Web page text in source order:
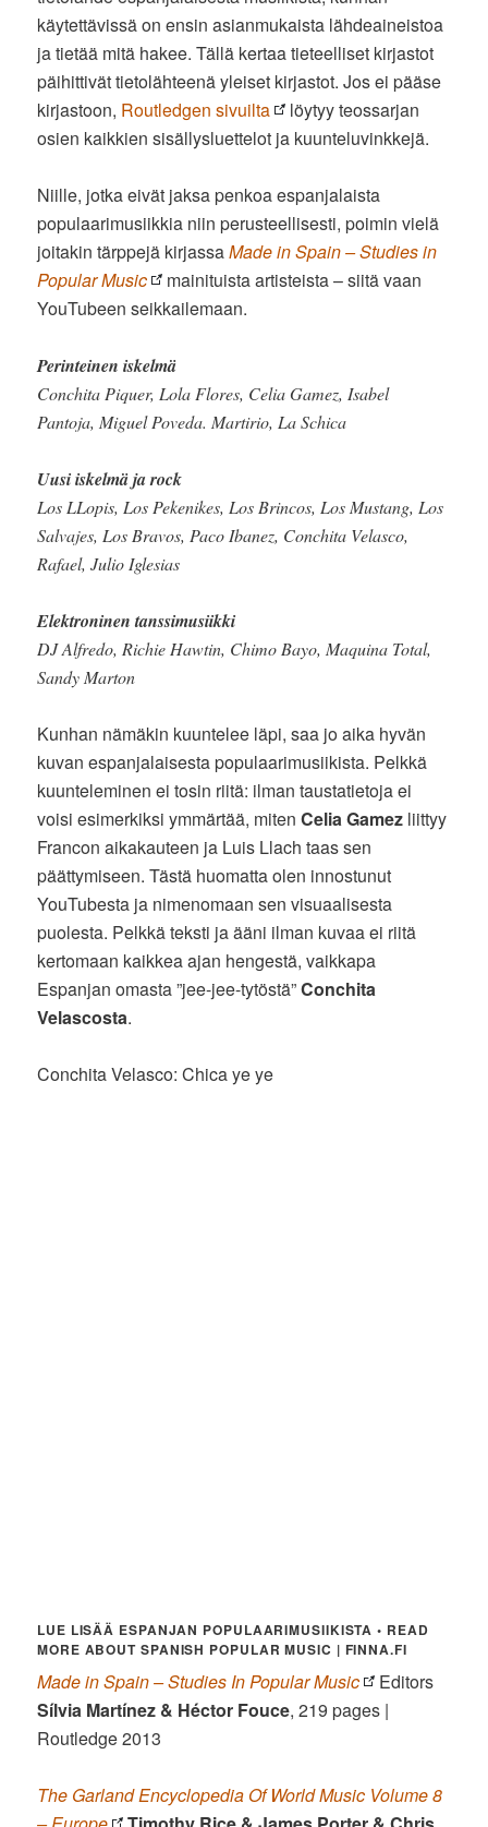
käytettävissä on ensin asianmukaista lähdeaineistoa
ja tietää mitä hakee. Tällä kertaa tieteelliset kirjastot
päihittivät tietolähteenä yleiset kirjastot. Jos ei pääse
kirjastoon, Routledgen sivuilta
löytyy teossarjan
osien kaikkien sisällysluettelot ja kuunteluvinkkejä.
Niille, jotka eivät jaksa penkoa espanjalaista
populaarimusiikkia niin perusteellisesti, poimin vielä
joitakin tärppejä kirjassaMade in Spain – Studies in
Popular Music
mainituista artisteista – siitä vaan
YouTubeen seikkailemaan.
Perinteinen iskelmä
Conchita Piquer, Lola Flores, Celia Gamez, Isabel
Pantoja, Miguel Poveda. Martirio, La Schica
Uusi iskelmä ja rock
Los LLopis, Los Pekenikes, Los Brincos, Los Mustang, Los
Salvajes, Los Bravos, Paco Ibanez, Conchita Velasco,
Rafael, Julio Iglesias
Elektroninen tanssimusiikki
DJ Alfredo, Richie Hawtin, Chimo Bayo, Maquina Total,
Sandy Marton
Kunhan nämäkin kuuntelee läpi, saa jo aika hyvän
kuvan espanjalaisesta populaarimusiikista. Pelkkä
kuunteleminen ei tosin riitä: ilman taustatietoja ei
voisi esimerkiksi ymmärtää, mitenCelia Gamez liittyy
Francon aikakauteen ja Luis Llach taas sen
päättymiseen. Tästä huomatta olen innostunut
YouTubesta ja nimenomaan sen visuaalisesta
puolesta. Pelkkä teksti ja ääni ilman kuvaa ei riitä
kertomaan kaikkea ajan hengestä, vaikkapa
Espanjan omasta ”jee-jee-tytöstä”Conchita
Velascosta.
Conchita Velasco: Chica ye ye
LUE LISÄÄ ESPANJAN POPULAARIMUSIIKISTA• READ
MORE ABOUT SPANISH POPULAR MUSIC | FINNA.FI
Made in Spain – Studies In Popular Music
Editors
Sílvia Martínez & Héctor Fouce, 219 pages |
Routledge 2013
The Garland Encyclopedia Of World Music Volume 8